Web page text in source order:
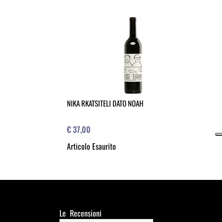
NIKA RKATSITELI DATO NOAH
€ 37,00
Articolo Esaurito
Le Recensioni